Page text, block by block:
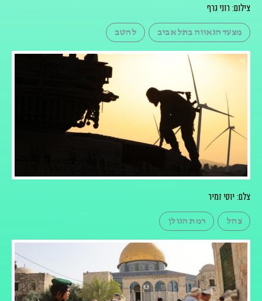
צילום: רוני גרף
מצעד הגאווה בתל אביב להטב
צלם: יוסי זמיר
צהל רמת הגולן